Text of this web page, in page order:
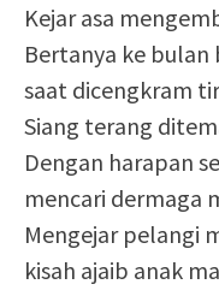
Kejar asa
Bertanya ke bulan
saat dicengkram
Siang terang
Dengan harapan
mencari dermaga
Mengejar pelangi
kisah ajaib anak